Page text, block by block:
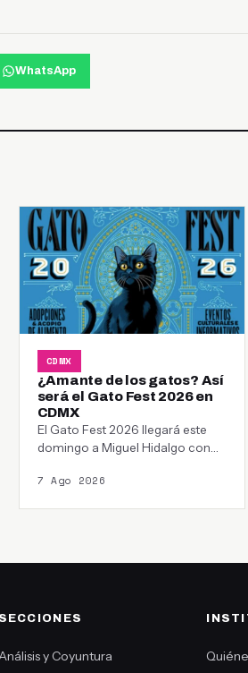
WhatsApp
CDMX
¿Amante de los gatos? Así
será el Gato Fest 2026 en
CDMX
El Gato Fest 2026 llegará este
domingo a Miguel Hidalgo con
7 Ago 2026
SECCIONES
y Coyuntura